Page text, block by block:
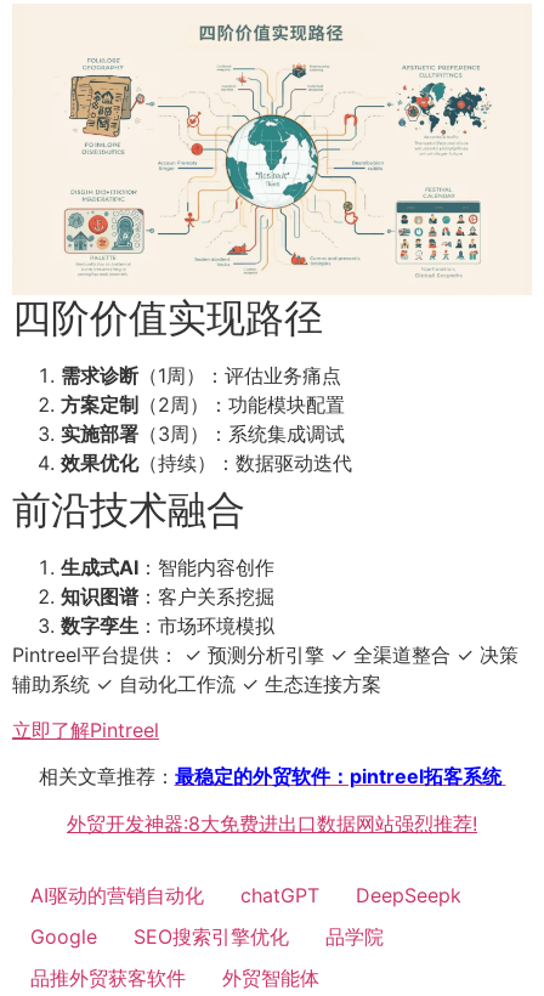
四阶价值实现路径
需求诊断 （1周）：评估业务痛点
方案定制 （2周）：功能模块配置
实施部署 （3周）：系统集成调试
效果优化（持续）：数据驱动迭代
前沿技术融合
生成式AI ：智能内容创作
知识图谱：客户关系挖掘
数字孪生 ：市场环境模拟
Pintreel平台提供： ✓ 预测分析引擎 ✓ 全渠道整合 ✓ 决策
辅助系统 ✓ 自动化工作流 ✓ 生态连接方案
立即了解Pintreel
相关文章推荐： 最稳定的外贸软件：pintreel拓客系统
外贸开发神器:8大免费进出口数据网站强烈推荐!
AI驱动的营销自动化 chatGPT
DeepSeepk
Google
SEO搜索引擎优化
品学院
品推外贸获客软件
外贸智能体